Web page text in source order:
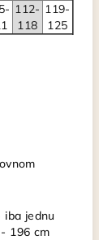
112-
118
119-
125
iba jednu
196 cm